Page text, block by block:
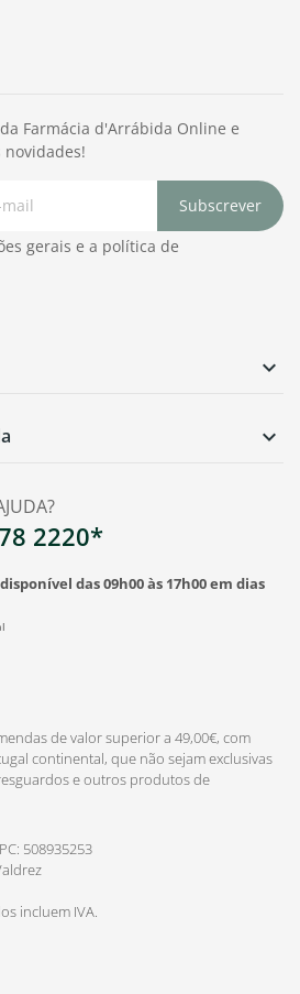
2220*
das 09h00 às 17h00 em dias


Farmácia d'Arrábida Online e
novidades!
Subscrever
gerais e a política de
de valor superior a 49,00€, com
continental, que não sejam exclusivas
e outros produtos de
508935253
incluem IVA.